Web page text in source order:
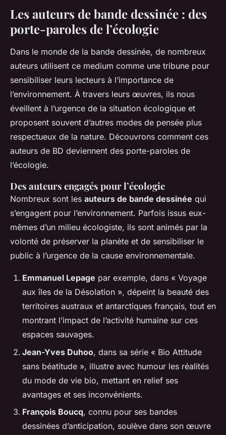
Les auteurs de bande dessinée : des
porte-paroles de l’écologie
Dans le monde de la bande dessinée, de nombreux
auteurs utilisent ce medium comme une tribune pour
sensibiliser leurs lecteurs à l’importance de
l’environnement. À travers leurs œuvres, ils nous
éveillent à l’urgence de la situation écologique et
proposent souvent d’autres modes de pensée plus
respectueux de la nature. Découvrons comment ces
auteurs de BD deviennent des porte-paroles de
l’écologie.
Des auteurs engagés pour l’écologie
Nombreux sont les auteurs de bande dessinée qui
s’engagent pour l’environnement. Parfois issus eux-
mêmes d’un milieu écologiste, ils sont animés par la
volonté de préserver la planète et de sensibiliser le
public à l’urgence de la cause environnementale.
Emmanuel Lepage par exemple, dans « Voyage
aux îles de la Désolation », dépeint la beauté des
territoires austraux et antarctiques français, tout en
montrant l’impact de l’activité humaine sur ces
espaces sauvages.
Jean-Yves Duhoo, dans sa série « Bio Attitude
sans béatitude », illustre avec humour les réalités
du mode de vie bio, mettant en relief ses
avantages et ses inconvénients.
François Boucq, connu pour ses bandes
dessinées d’anticipation, soulève dans son œuvre